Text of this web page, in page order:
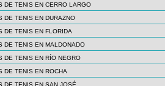
DE TENIS EN CERRO LARGO
DE TENIS EN DURAZNO
DE TENIS EN FLORIDA
DE TENIS EN MALDONADO
DE TENIS EN RÍO NEGRO
DE TENIS EN ROCHA
DE TENIS EN SAN JOSÉ